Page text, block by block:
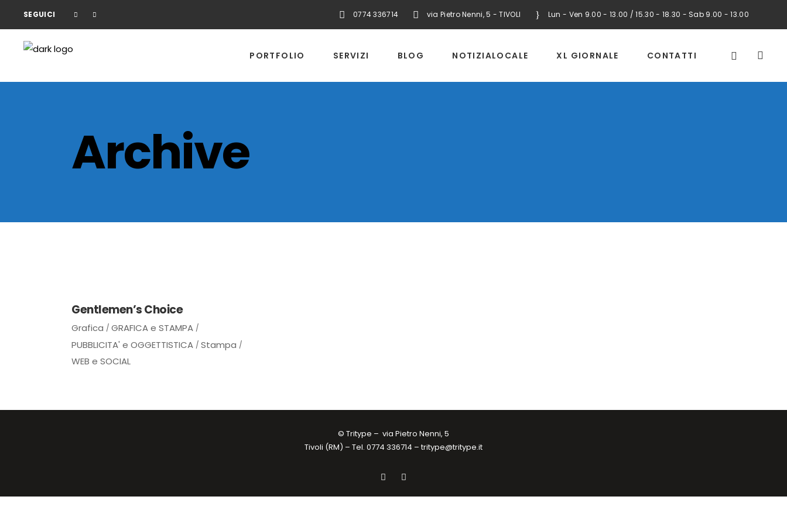
SEGUICI 0774 336714 via Pietro Nenni, 5 - TIVOLI Lun - Ven 9.00 - 13.00 / 15.30 - 18.30 - Sab 9.00 - 13.00
PORTFOLIO SERVIZI BLOG NOTIZIALOCALE XL GIORNALE CONTATTI
Archive
Gentlemen’s Choice
Grafica
GRAFICA e STAMPA
PUBBLICITA' e OGGETTISTICA
Stampa
WEB e SOCIAL
© Tritype – via Pietro Nenni, 5
Tivoli (RM) – Tel. 0774 336714 –tritype@tritype.it